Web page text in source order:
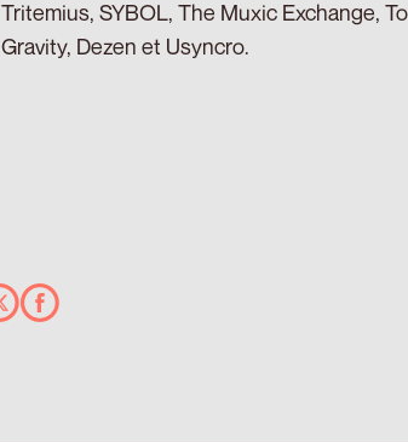
Tritemius, SYBOL, The Muxic Exchange,
Gravity, Dezen et Usyncro.